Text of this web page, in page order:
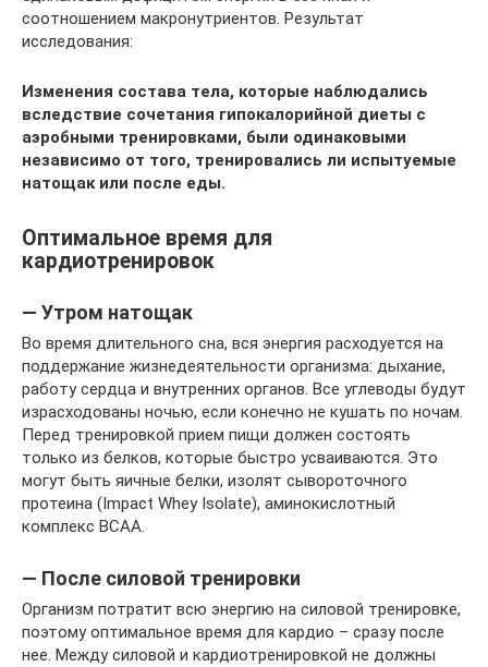
соотношением макронутриентов. Результат
исследования:
Изменения состава тела, которые наблюдались
вследствие сочетания гипокалорийной диеты с
аэробными тренировками, были одинаковыми
независимо от того, тренировались ли испытуемые
натощак или после еды.
Оптимальное время для
кардиотренировок
— Утром натощак
Во время длительного сна, вся энергия расходуется на
поддержание жизнедеятельности организма: дыхание,
работу сердца и внутренних органов. Все углеводы будут
израсходованы ночью, если конечно не кушать по ночам.
Перед тренировкой прием пищи должен состоять
только из белков, которые быстро усваиваются. Это
могут быть яичные белки, изолят сывороточного
протеина (Impact Whey Isolate), аминокислотный
комплекс ВСАА.
— После силовой тренировки
Организм потратит всю энергию на силовой тренировке,
поэтому оптимальное время для кардио – сразу после
нее. Между силовой и кардиотренировкой не должны